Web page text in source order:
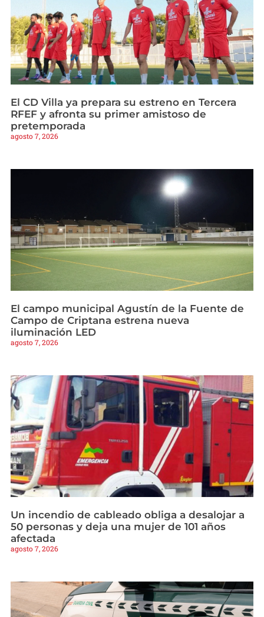
El CD Villa ya prepara su estreno en Tercera
RFEF y afronta su primer amistoso de
pretemporada
agosto 7, 2026
El campo municipal Agustín de la Fuente de
Campo de Criptana estrena nueva
iluminación LED
agosto 7, 2026
Un incendio de cableado obliga a desalojar a
50 personas y deja una mujer de 101 años
afectada
agosto 7, 2026